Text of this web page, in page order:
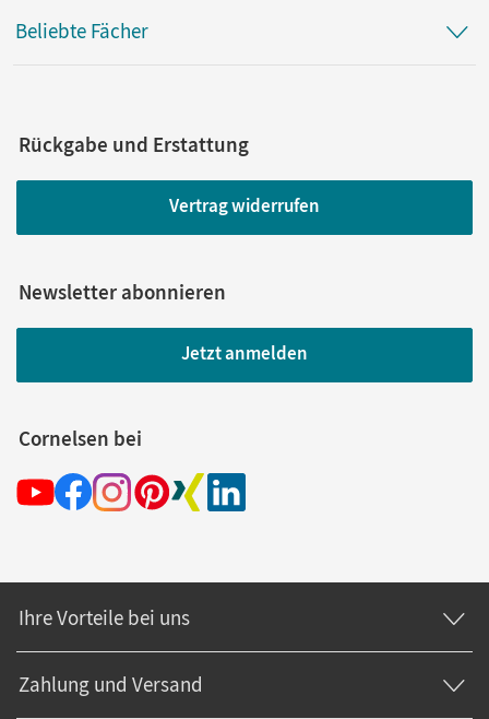
Beliebte Fächer
Rückgabe und Erstattung
Vertrag widerrufen
Newsletter abonnieren
Jetzt anmelden
Cornelsen bei
Ihre Vorteile bei uns
Zahlung und Versand